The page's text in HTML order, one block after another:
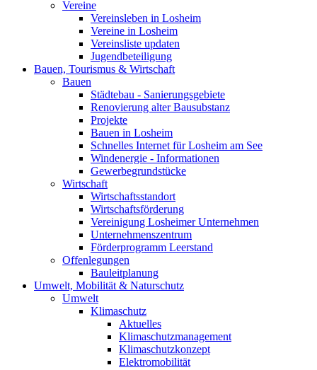
Vereine
Vereinsleben in Losheim
Vereine in Losheim
Vereinsliste updaten
Jugendbeteiligung
Bauen, Tourismus & Wirtschaft
Bauen
Städtebau - Sanierungsgebiete
Renovierung alter Bausubstanz
Projekte
Bauen in Losheim
Schnelles Internet für Losheim am See
Windenergie - Informationen
Gewerbegrundstücke
Wirtschaft
Wirtschaftsstandort
Wirtschaftsförderung
Vereinigung Losheimer Unternehmen
Unternehmenszentrum
Förderprogramm Leerstand
Offenlegungen
Bauleitplanung
Umwelt, Mobilität & Naturschutz
Umwelt
Klimaschutz
Aktuelles
Klimaschutzmanagement
Klimaschutzkonzept
Elektromobilität